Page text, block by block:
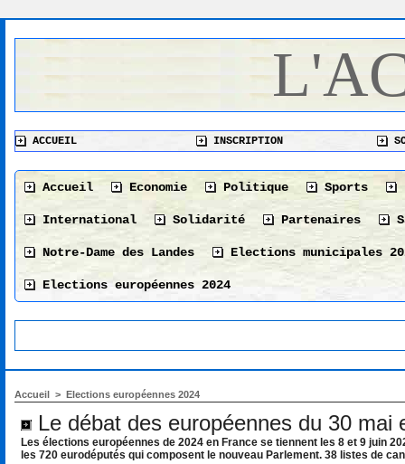
ACCUEIL INSCRIPTION
Accueil Economie Politique Sports
International Solidarité Partenaires
Notre-Dame des Landes Elections municipales
Elections européennes 2024
Accueil > Elections européennes 2024
Le débat des européennes du 30 mai
Les élections européennes de 2024 en France se tiennent les 8 et 9 juin
les 720 eurodéputés qui composent le nouveau Parlement. 38 listes de